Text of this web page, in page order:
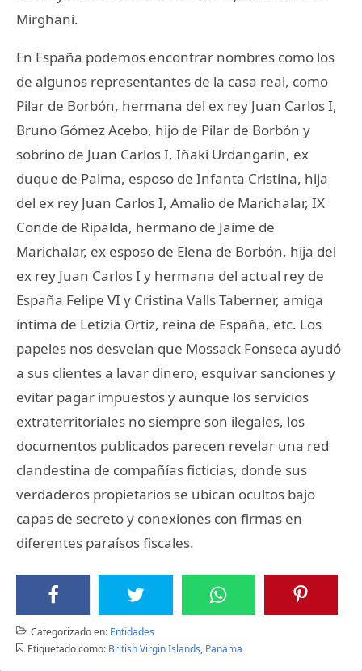
Mirghani.
En España podemos encontrar nombres como los
de algunos representantes de la casa real, como
Pilar de Borbón, hermana del ex rey Juan Carlos I,
Bruno Gómez Acebo, hijo de Pilar de Borbón y
sobrino de Juan Carlos I, Iñaki Urdangarin, ex
duque de Palma, esposo de Infanta Cristina, hija
del ex rey Juan Carlos I, Amalio de Marichalar, IX
Conde de Ripalda, hermano de Jaime de
Marichalar, ex esposo de Elena de Borbón, hija del
ex rey Juan Carlos I y hermana del actual rey de
España Felipe VI y Cristina Valls Taberner, amiga
íntima de Letizia Ortiz, reina de España, etc. Los
papeles nos desvelan que Mossack Fonseca ayudó
a sus clientes a lavar dinero, esquivar sanciones y
evitar pagar impuestos y aunque los servicios
extraterritoriales no siempre son ilegales, los
documentos publicados parecen revelar una red
clandestina de compañías ficticias, donde sus
verdaderos propietarios se ubican ocultos bajo
capas de secreto y conexiones con firmas en
diferentes paraísos fiscales.
Categorizado en: Entidades
Etiquetado como: British Virgin Islands, Panama